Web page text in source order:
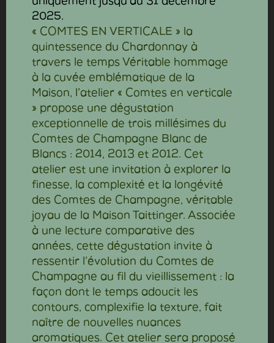
« COMTES EN VERTICALE » la
quintessence du Chardonnay à
travers le temps Véritable hommage
à la cuvée emblématique de la
Maison, l’atelier « Comtes en verticale
» propose une dégustation
exceptionnelle de trois millésimes du
Comtes de Champagne Blanc de
Blancs : 2014, 2013 et 2012. Cet
atelier est une invitation à explorer la
finesse, la complexité et la longévité
des Comtes de Champagne, véritable
joyau de la Maison Taittinger. Associée
à une lecture comparative des
années, cette dégustation invite à
ressentir l’évolution du Comtes de
Champagne au fil du vieillissement : la
façon dont le temps adoucit les
contours, complexifie la texture, fait
naître de nouvelles nuances
aromatiques. Cet atelier sera proposé